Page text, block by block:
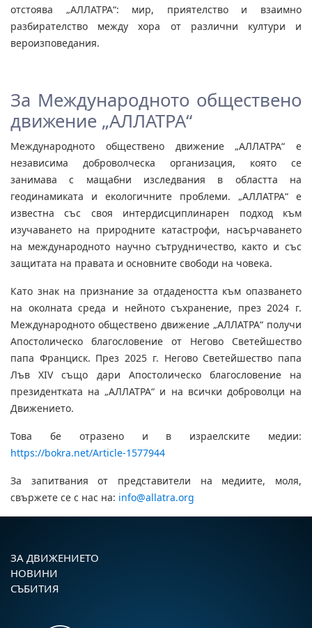
отстоява „АЛЛАТРА“: мир, приятелство и взаимно
разбирателство между хора от различни култури и
вероизповедания.
За Международното обществено
движение „АЛЛАТРА“
Международното обществено движение „АЛЛАТРА“ е
независима доброволческа организация, която се
занимава с мащабни изследвания в областта на
геодинамиката и екологичните проблеми. „АЛЛАТРА“ е
известна със своя интердисциплинарен подход към
изучаването на природните катастрофи, насърчаването
на международното научно сътрудничество, както и със
защитата на правата и основните свободи на човека.
Като знак на признание за отдадеността към опазването
на околната среда и нейното съхранение, през 2024 г.
Международното обществено движение „АЛЛАТРА“ получи
Апостолическо благословение от Негово Светейшество
папа Франциск. През 2025 г. Негово Светейшество папа
Лъв XIV също дари Апостолическо благословение на
президентката на „АЛЛАТРА“ и на всички доброволци на
Движението.
Това бе отразено и в израелските медии:
https://bokra.net/Article-1577944
За запитвания от представители на медиите, моля,
свържете се с нас на: info@allatra.org
ЗА ДВИЖЕНИЕТО
НОВИНИ
СЪБИТИЯ